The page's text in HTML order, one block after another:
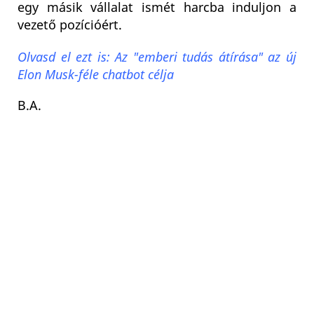
egy másik vállalat ismét harcba induljon a
vezető pozícióért.
Olvasd el ezt is: Az "emberi tudás átírása" az új
Elon Musk-féle chatbot célja
B.A.